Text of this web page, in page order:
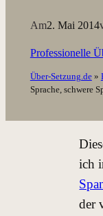
Am2. Mai 2014
Professionelle
Über-Setzung.de»
Sprache, schwere
ich
der